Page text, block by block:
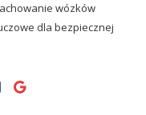
wózków
dla bezpiecznej